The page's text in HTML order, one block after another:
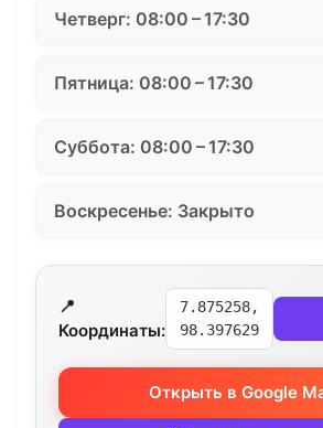
Четверг: 08:00 – 17:30
Пятница: 08:00 – 17:30
Суббота: 08:00 – 17:30
Воскресенье: Закрыто
📍
Координаты:
7.875258,
98.397629
Открыть в Google